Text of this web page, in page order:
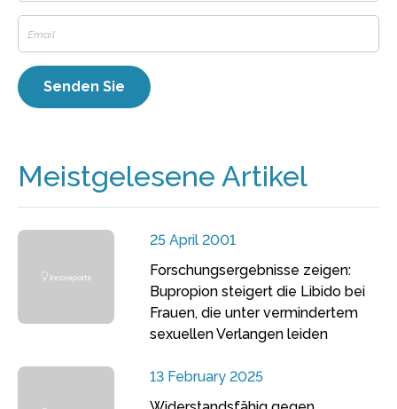
Meistgelesene Artikel
25 April 2001
Forschungsergebnisse zeigen:
Bupropion steigert die Libido bei
Frauen, die unter vermindertem
sexuellen Verlangen leiden
13 February 2025